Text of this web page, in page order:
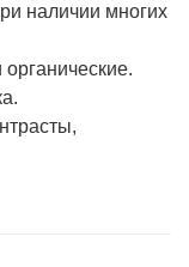
наличии многих